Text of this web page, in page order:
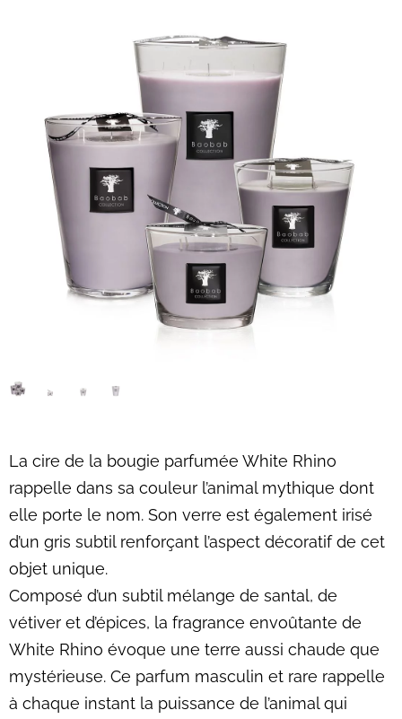
La cire de la bougie parfumée White Rhino
rappelle dans sa couleur l’animal mythique dont
elle porte le nom. Son verre est également irisé
d’un gris subtil renforçant l’aspect décoratif de cet
objet unique.
Composé d’un subtil mélange de santal, de
vétiver et d’épices, la fragrance envoûtante de
White Rhino évoque une terre aussi chaude que
mystérieuse. Ce parfum masculin et rare rappelle
à chaque instant la puissance de l’animal qui